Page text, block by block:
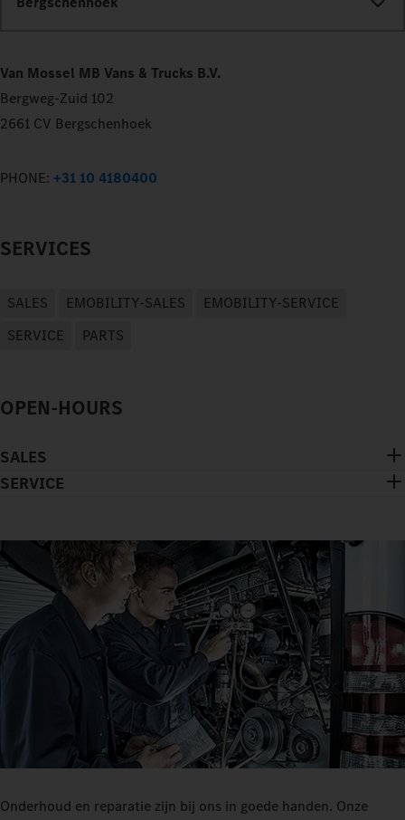
Van Mossel MB Vans & Trucks B.V.
Bergweg-Zuid 102
2661 CV Bergschenhoek
PHONE: +31 10 4180400
SERVICES
SALES EMOBILITY-SALES
EMOBILITY-SERVICE
SERVICE
PARTS
OPEN-HOURS
SALES
SERVICE
Onderhoud en reparatie zijn bij ons in goede handen. Onze